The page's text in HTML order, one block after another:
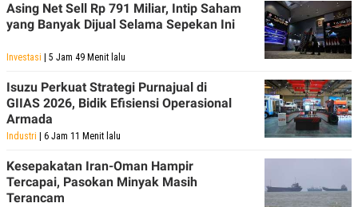
Asing Net Sell Rp 791 Miliar, Intip Saham
yang Banyak Dijual Selama Sepekan Ini
Investasi | 5 Jam 49 Menit lalu
Isuzu Perkuat Strategi Purnajual di
GIIAS 2026, Bidik Efisiensi Operasional
Armada
Industri | 6 Jam 11 Menit lalu
Kesepakatan Iran-Oman Hampir
Tercapai, Pasokan Minyak Masih
Terancam